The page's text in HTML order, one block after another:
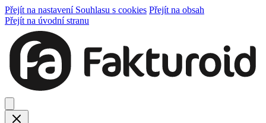
Přejít na nastavení Souhlasu s cookies Přejít na obsah
Přejít na úvodní stranu